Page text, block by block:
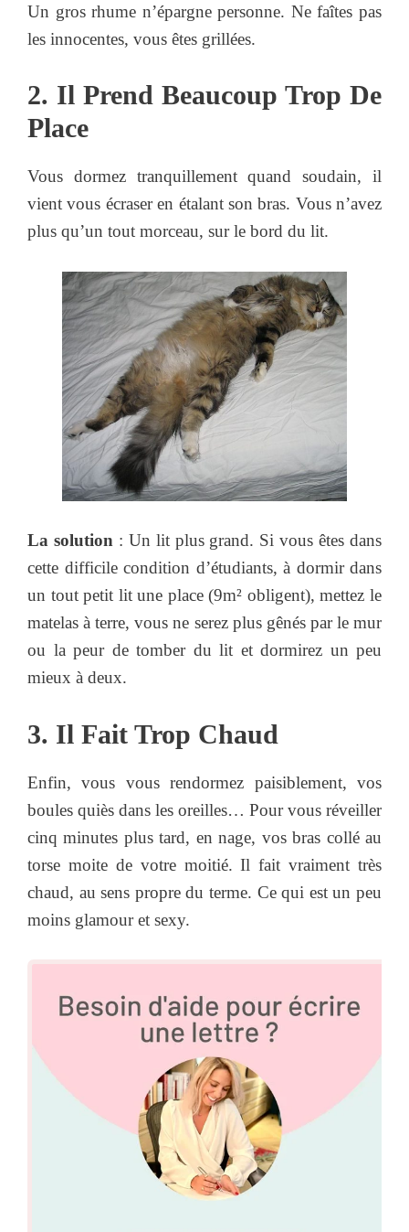
Un gros rhume n’épargne personne. Ne faîtes pas
les innocentes, vous êtes grillées.
2. Il Prend Beaucoup Trop De
Place
Vous dormez tranquillement quand soudain, il
vient vous écraser en étalant son bras. Vous n’avez
plus qu’un tout morceau, sur le bord du lit.
La solution : Un lit plus grand. Si vous êtes dans
cette difficile condition d’étudiants, à dormir dans
un tout petit lit une place (9m² obligent), mettez le
matelas à terre, vous ne serez plus gênés par le mur
ou la peur de tomber du lit et dormirez un peu
mieux à deux.
3. Il Fait Trop Chaud
Enfin, vous vous rendormez paisiblement, vos
boules quiès dans les oreilles… Pour vous réveiller
cinq minutes plus tard, en nage, vos bras collé au
torse moite de votre moitié. Il fait vraiment très
chaud, au sens propre du terme. Ce qui est un peu
moins glamour et sexy.